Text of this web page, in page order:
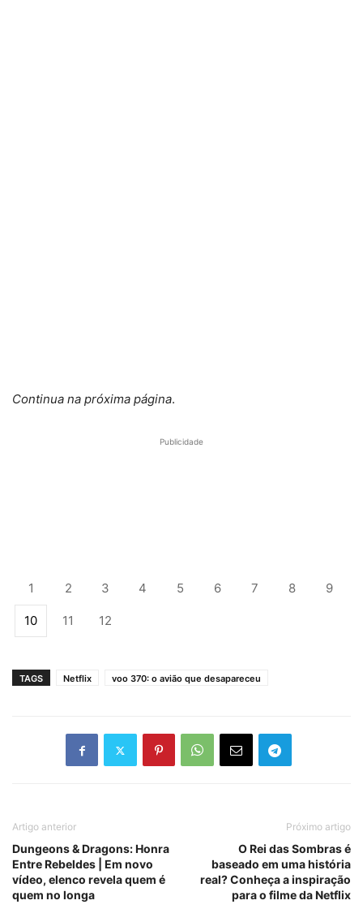
Continua na próxima página.
Publicidade
1 2 3 4 5 6 7 8 9
10 11 12
TAGS Netflix voo 370: o avião que desapareceu
Artigo anterior
Dungeons & Dragons: Honra
Entre Rebeldes | Em novo
vídeo, elenco revela quem é
quem no longa
Próximo artigo
O Rei das Sombras é
baseado em uma história
real? Conheça a inspiração
para o filme da Netflix